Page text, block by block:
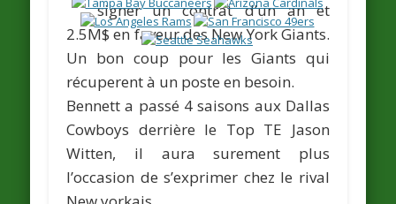
signer un contrat d’un an et
2.5M$ en faveur des New York Giants.
Un bon coup pour les Giants qui
récuperent à un poste en besoin.
Bennett a passé 4 saisons aux Dallas
Cowboys derrière le Top TE Jason
Witten, il aura surement plus
l’occasion de s’exprimer chez le rival